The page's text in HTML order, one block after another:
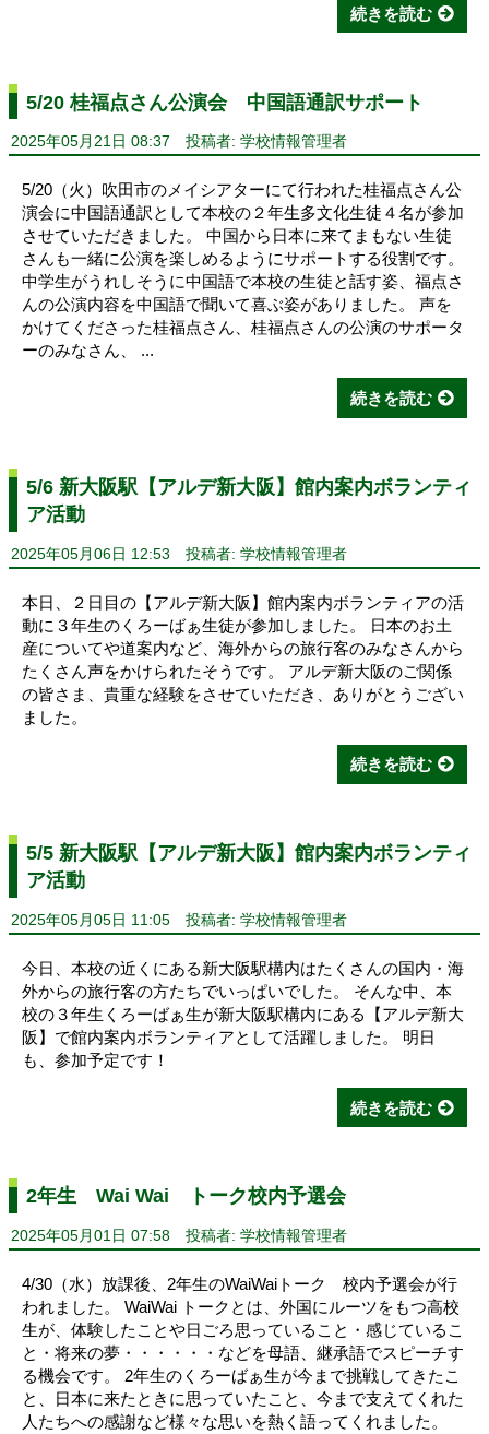
続きを読む
5/20 桂福点さん公演会 中国語通訳サポート
2025年05月21日 08:37 投稿者: 学校情報管理者
5/20（火）吹田市のメイシアターにて行われた桂福点さん公
演会に中国語通訳として本校の２年生多文化生徒４名が参加
させていただきました。 中国から日本に来てまもない生徒
さんも一緒に公演を楽しめるようにサポートする役割です。
中学生がうれしそうに中国語で本校の生徒と話す姿、福点さ
んの公演内容を中国語で聞いて喜ぶ姿がありました。 声を
かけてくださった桂福点さん、桂福点さんの公演のサポータ
ーのみなさん、 ...
続きを読む
5/6 新大阪駅【アルデ新大阪】館内案内ボランティ
ア活動
2025年05月06日 12:53 投稿者: 学校情報管理者
本日、２日目の【アルデ新大阪】館内案内ボランティアの活
動に３年生のくろーばぁ生徒が参加しました。 日本のお土
産についてや道案内など、海外からの旅行客のみなさんから
たくさん声をかけられたそうです。 アルデ新大阪のご関係
の皆さま、貴重な経験をさせていただき、ありがとうござい
ました。
続きを読む
5/5 新大阪駅【アルデ新大阪】館内案内ボランティ
ア活動
2025年05月05日 11:05 投稿者: 学校情報管理者
今日、本校の近くにある新大阪駅構内はたくさんの国内・海
外からの旅行客の方たちでいっぱいでした。 そんな中、本
校の３年生くろーばぁ生が新大阪駅構内にある【アルデ新大
阪】で館内案内ボランティアとして活躍しました。 明日
も、参加予定です！
続きを読む
2年生 Wai Wai トーク校内予選会
2025年05月01日 07:58 投稿者: 学校情報管理者
4/30（水）放課後、2年生のWaiWaiトーク 校内予選会が行
われました。 WaiWai トークとは、外国にルーツをもつ高校
生が、体験したことや日ごろ思っていること・感じているこ
と・将来の夢・・・・・・などを母語、継承語でスピーチす
る機会です。 2年生のくろーばぁ生が今まで挑戦してきたこ
と、日本に来たときに思っていたこと、今まで支えてくれた
人たちへの感謝など様々な思いを熱く語ってくれました。